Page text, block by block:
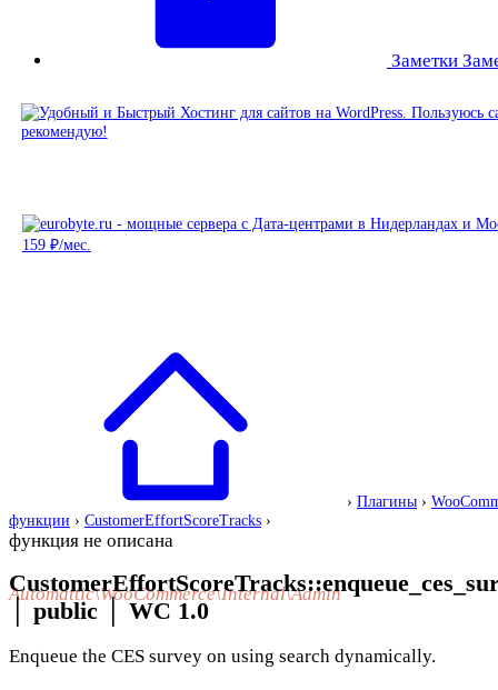
Заметки
› Плагины ›
функции › CustomerEffortScoreTracks ›
функция не описана
Automattic\WooCommerce\Internal\Admin
public WC 1.0
Enqueue the CES survey on using search dynamically.